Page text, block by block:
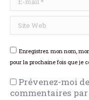
Site Web
Enregistrez mon nom,
pour la prochaine fois que je
Prévenez-moi
commentaires